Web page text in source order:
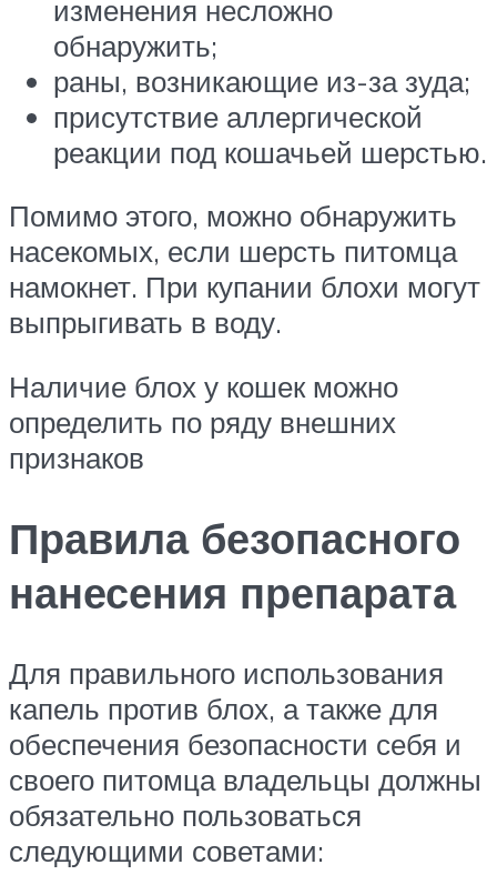
изменения несложно
обнаружить;
раны, возникающие из-за зуда;
присутствие аллергической
реакции под кошачьей шерстью.
Помимо этого, можно обнаружить
насекомых, если шерсть питомца
намокнет. При купании блохи могут
выпрыгивать в воду.
Наличие блох у кошек можно
определить по ряду внешних
признаков
Правила безопасного
нанесения препарата
Для правильного использования
капель против блох, а также для
обеспечения безопасности себя и
своего питомца владельцы должны
обязательно пользоваться
следующими советами: